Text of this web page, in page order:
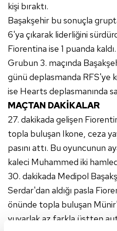
kişi bıraktı.
Başakşehir bu sonuçla
6'ya çıkarak liderliğini
Fiorentina ise 1 puanda kaldı.
Grubun 3. maçında
günü deplasmanda RFS'ye
ise Hearts deplasmanında
MAÇTAN DAKİKALAR
27. dakikada gelişen
topla buluşan Ikone, ceza
pasını attı. Bu oyuncunun
kaleci Muhammed iki
30. dakikada Medipol
Serdar'dan aldığı pasla
önünde topla buluşan
yuvarlak az farkla üstten